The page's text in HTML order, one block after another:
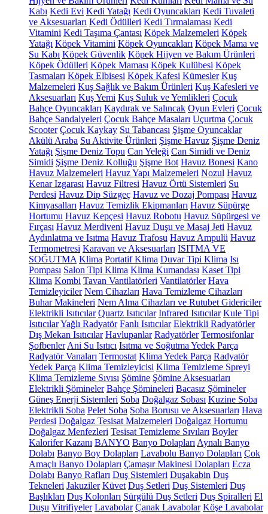
Kabı Kedi Evi Kedi Yatağı Kedi Oyuncakları Kedi Tuvaleti
ve Aksesuarları Kedi Ödülleri Kedi Tırmalaması Kedi
Vitamini Kedi Taşıma Çantası Köpek Malzemeleri Köpek
Yatağı Köpek Vitamini Köpek Oyuncakları Köpek Mama ve
Su Kabı Köpek Güvenlik Köpek Hijyen ve Bakım Ürünleri
Köpek Ödülleri Köpek Maması Köpek Kulübesi Köpek
Tasmaları Köpek Elbisesi Köpek Kafesi Kümesler Kuş
Malzemeleri Kuş Sağlık ve Bakım Ürünleri Kuş Kafesleri ve
Aksesuarları Kuş Yemi Kuş Suluk ve Yemlikleri Çocuk
Bahçe Oyuncakları Kaydırak ve Salıncak Oyun Evleri Çocuk
Bahçe Sandalyeleri Çocuk Bahçe Masaları Uçurtma Çocuk
Scooter Çocuk Kaykay Su Tabancası Şişme Oyuncaklar
Akülü Araba Su Aktivite Ürünleri Şişme Havuz Şişme Deniz
Yatağı Şişme Deniz Topu Can Yeleği Can Simidi ve Deniz
Simidi Şişme Deniz Kolluğu Şişme Bot Havuz Bonesi Kano
Havuz Malzemeleri Havuz Yapı Malzemeleri Nozul Havuz
Kenar Izgarası Havuz Filtresi Havuz Örtü Sistemleri Su
Perdesi Havuz Dip Süzgeç Havuz ve Dozaj Pompası Havuz
Kimyasalları Havuz Temizlik Ekipmanları Havuz Süpürge
Hortumu Havuz Kepçesi Havuz Robotu Havuz Süpürgesi ve
Fırçası Havuz Merdiveni Havuz Duşu ve Masaj Jeti Havuz
Aydınlatma ve Isıtma Havuz Trafosu Havuz Ampulü Havuz
Termometresi Karavan ve Aksesuarları ISITMA VE
SOĞUTMA Klima Portatif Klima Duvar Tipi Klima Isı
Pompası Salon Tipi Klima Klima Kumandası Kaset Tipi
Klima Kombi Tavan Vantilatörleri Vantilatörler Hava
Temizleyiciler Nem Cihazları Hava Temizleme Cihazları
Buhar Makineleri Nem Alma Cihazları ve Rutubet Gidericiler
Elektrikli Isıtıcılar Quartz Isıtıcılar Infrared Isıtıcılar Kule Tipi
IsıtıcılarYağlı Radyatör Fanlı Isıtıcılar Elektrikli Radyatörler
Dış Mekan Isıtıcılar Havlupanlar Radyatörler Termosifonlar
Şofbenler Ani Su Isıtıcı Isıtma ve Soğutma Yedek Parça
Radyatör Vanaları Termostat Klima Yedek Parça Radyatör
Yedek Parça Klima Temizleyicisi Klima Temizleme Spreyi
Klima Temizleme Sıvısı Şömine Şömine Aksesuarları
Elektrikli Şömineler Bahçe Şömineleri Bacasız Şömineler
Güneş Enerji Sistemleri Soba Doğalgaz Sobası Kuzine Soba
Elektrikli Soba Pelet Soba Soba Borusu ve Aksesuarları Hava
Perdesi Doğalgaz Tesisat Malzemeleri Doğalgaz Hortumu
Doğalgaz Menfezleri Tesisat Temizleme Sıvıları Boyler
Kalorifer Kazanı BANYO Banyo Dolapları Aynalı Banyo
Dolabı Banyo Boy Dolapları Lavabolu Banyo Dolapları Çok
Amaçlı Banyo Dolapları Çamaşır Makinesi Dolapları Ecza
Dolabı Banyo Rafları Duş Sistemleri Duşakabin Duş
Tekneleri Jakuziler Küvet Duş Setleri Duş Sistemleri Duş
Başlıkları Duş Kolonları Sürgülü Duş Setleri Duş Spiralleri El
Duşu Vitrifiyeler Lavabolar Çanak Lavabolar Köşe Lavabolar